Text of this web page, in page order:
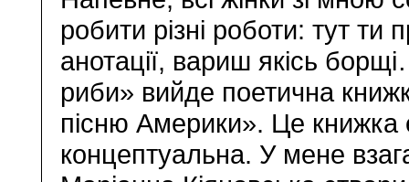
робити різні роботи: тут
анотації, вариш якісь
риби» вийде поетична
пісню Америки». Це книжка
концептуальна. У мене